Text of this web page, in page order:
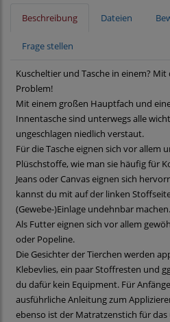
Beschreibung Dateien
Frage stellen
Kuscheltier und Tasche in einem?
Problem!
Mit einem großen Hauptfach und
Innentasche sind unterwegs alle
ungeschlagen niedlich verstaut.
Für die Tasche eignen sich vor allem
Plüschstoffe, wie man sie häufig für
Jeans oder Canvas eignen sich
kannst du mit auf der linken
(Gewebe-)Einlage undehnbar machen.
Als Futter eignen sich vor allem
oder Popeline.
Die Gesichter der Tierchen werden
Klebevlies, ein paar Stoffresten und
du dafür kein Equipment. Für
ausführliche Anleitung zum
ebenso ist der Matratzenstich für